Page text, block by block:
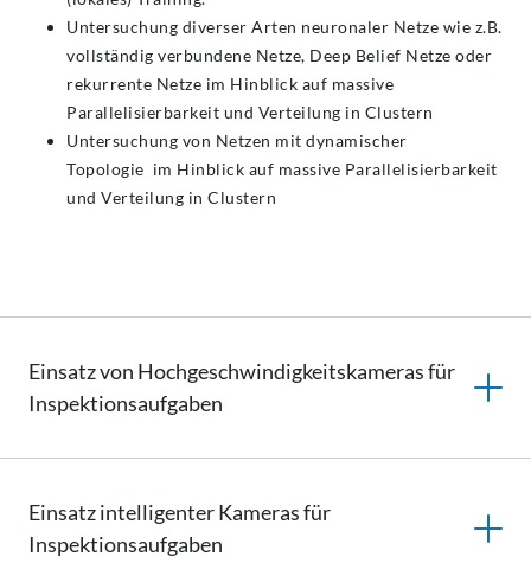
Untersuchung diverser Arten neuronaler Netze wie z.B.
vollständig verbundene Netze, Deep Belief Netze oder
rekurrente Netze im Hinblick auf massive
Parallelisierbarkeit und Verteilung in Clustern
Untersuchung von Netzen mit dynamischer
Topologie im Hinblick auf massive Parallelisierbarkeit
und Verteilung in Clustern
Einsatz von Hochgeschwindigkeitskamerasfür
Inspektionsaufgaben
Einsatz intelligenter Kameras für
Inspektionsaufgaben